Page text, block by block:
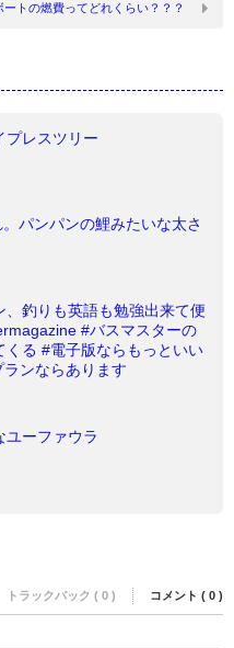
トの燃費ってどれくらい？？？
プレスツリー
パンパンの鯉みたいな太さ
釣りも英語も勉強出来て便
#バスマスターの
くる #電子版ならもっといい
ンならあります
ユーファウラ
トラックバック ( 0 ) コメント ( 0 )